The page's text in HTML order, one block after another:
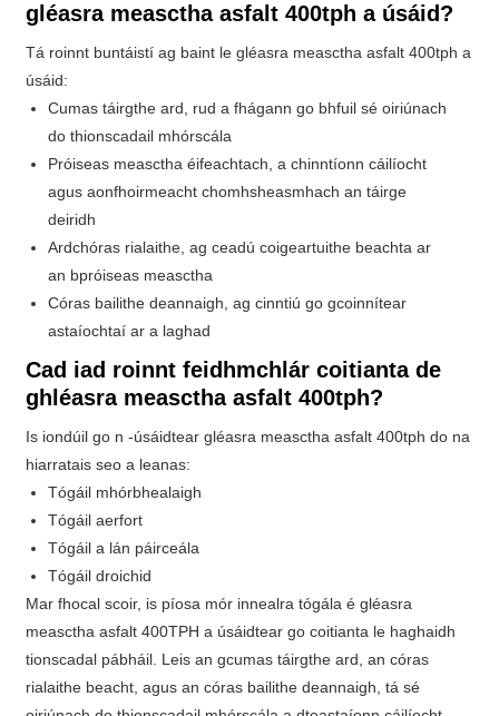
gléasra measctha asfalt 400tph a úsáid?
Tá roinnt buntáistí ag baint le gléasra measctha asfalt 400tph a
úsáid:
Cumas táirgthe ard, rud a fhágann go bhfuil sé oiriúnach
do thionscadail mhórscála
Próiseas measctha éifeachtach, a chinntíonn cáilíocht
agus aonfhoirmeacht chomhsheasmhach an táirge
deiridh
Ardchóras rialaithe, ag ceadú coigeartuithe beachta ar
an bpróiseas measctha
Córas bailithe deannaigh, ag cinntiú go gcoinnítear
astaíochtaí ar a laghad
Cad iad roinnt feidhmchlár coitianta de
ghléasra measctha asfalt 400tph?
Is iondúil go n -úsáidtear gléasra measctha asfalt 400tph do na
hiarratais seo a leanas:
Tógáil mhórbhealaigh
Tógáil aerfort
Tógáil a lán páirceála
Tógáil droichid
Mar fhocal scoir, is píosa mór innealra tógála é gléasra
measctha asfalt 400TPH a úsáidtear go coitianta le haghaidh
tionscadal pábháil. Leis an gcumas táirgthe ard, an córas
rialaithe beacht, agus an córas bailithe deannaigh, tá sé